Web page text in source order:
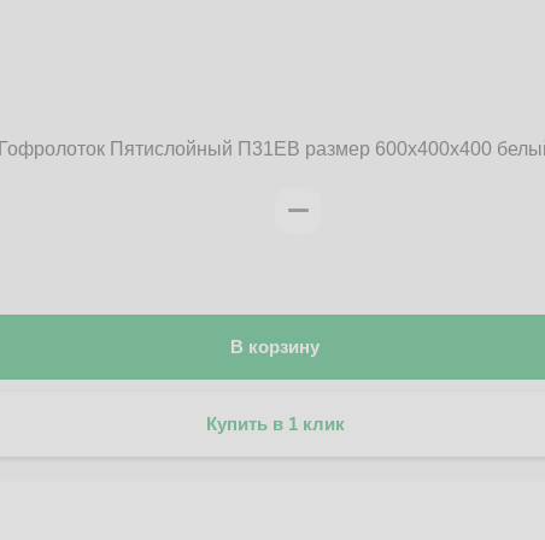
Гофролоток Пятислойный П31EB размер 600x400x400
В корзину
Купить в 1 клик